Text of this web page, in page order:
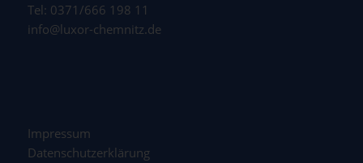
Tel: 0371/666 198 11
info@luxor-chemnitz.de
Impressum
Datenschutzerklärung